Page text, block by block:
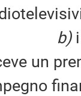
b)
un